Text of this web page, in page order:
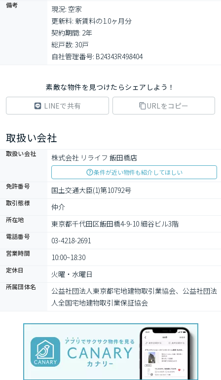
備考
現況: 空家
更新料: 新賃料の1.0ヶ月分
契約期間: 2年
総戸数: 30戸
自社管理番号: B24343R498404
素敵な物件を見つけたらシェアしよう！
LINEで共有
URLをコピー
取扱い会社
取扱い会社 株式会社 リライフ 飯田橋店
条件が近い物件も紹介してほしい
免許番号
国土交通大臣(1)第10792号
取引態様 仲介
所在地 東京都千代田区飯田橋4-9-10 細谷ビル3階
電話番号 03-4218-2691
営業時間 10:00~18:30
定休日 火曜・水曜日
所属団体名
公益社団法⼈東京都宅地建物取引業協会、公益社団法
⼈全国宅地建物取引業保証協会